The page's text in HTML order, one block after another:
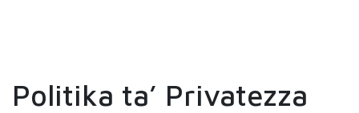
Politika ta’ Privatezza